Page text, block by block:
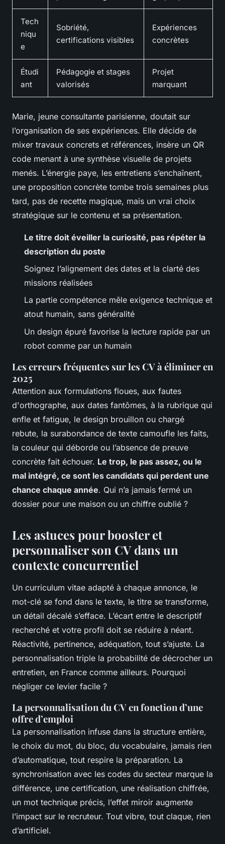
Tech
niqu
e
Sobriété,
certifications visibles
Expériences
concrètes
Étudi
ant
Pédagogie et stages
valorisés
Projet
marquant
Marie, jeune consultante parisienne, doutait sur
l’organisation de ses expériences. Elle décide de
mixer travaux concrets et références, insère un QR
code menant à une synthèse visuelle de projets
menés. L’énergie paye, les entretiens s’enchaînent,
une proposition concrète tombe trois semaines plus
tard, pas de recette magique, mais un vrai choix
stratégique sur le contenu et sa présentation.
Le titre doit éveiller la curiosité, pas répéter la
description du poste
Soignez l’alignement des dates et la clarté des
missions réalisées
La partie compétence mêle exigence technique et
atout humain, sans généralité
Un design épuré favorise la lecture rapide par un
robot comme par un humain
Les erreurs fréquentes sur les CV à éliminer en
2025
Attention aux formulations floues, aux fautes
d'orthographe, aux dates fantômes, à la rubrique qui
enfle et fatigue, le design brouillon ou chargé
rebute, la surabondance de texte camoufle les faits,
la couleur qui déborde ou l’absence de preuve
concrète fait échouer. Le trop, le pas assez, ou le
mal intégré, ce sont les candidats qui perdent une
chance chaque année. Qui n’a jamais fermé un
dossier pour une maison ou un chiffre oublié ?
Les astuces pour booster et
personnaliser son CV dans un
contexte concurrentiel
Un curriculum vitae adapté à chaque annonce, le
mot-clé se fond dans le texte, le titre se transforme,
un détail décalé s’efface. L’écart entre le descriptif
recherché et votre profil doit se réduire à néant.
Réactivité, pertinence, adéquation, tout s’ajuste. La
personnalisation triple la probabilité de décrocher un
entretien, en France comme ailleurs. Pourquoi
négliger ce levier facile ?
La personnalisation du CV en fonction d’une
offre d’emploi
La personnalisation infuse dans la structure entière,
le choix du mot, du bloc, du vocabulaire, jamais rien
d’automatique, tout respire la préparation. La
synchronisation avec les codes du secteur marque la
différence, une certification, une réalisation chiffrée,
un mot technique précis, l’effet miroir augmente
l’impact sur le recruteur. Tout vibre, tout claque, rien
d’artificiel.